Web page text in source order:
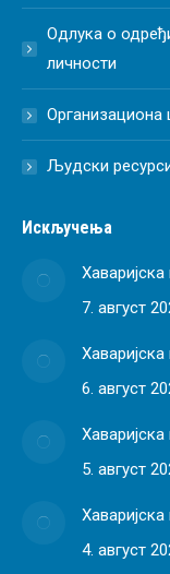
Одлука о
личности
Организациона
Људски
Искључења
7. август
6. август
5. август
4. август